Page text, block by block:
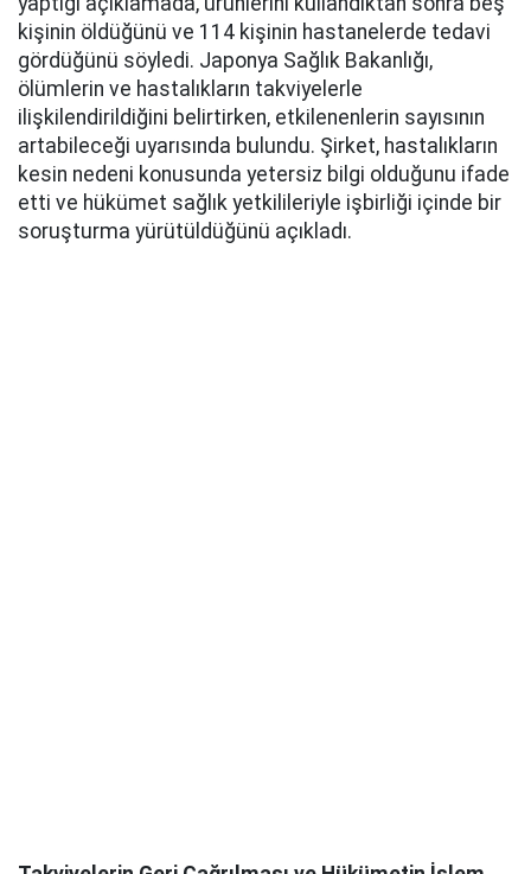
kişinin öldüğünü ve 114 kişinin hastanelerde tedavi
gördüğünü söyledi. Japonya Sağlık Bakanlığı,
ölümlerin ve hastalıkların takviyelerle
ilişkilendirildiğini belirtirken, etkilenenlerin sayısının
artabileceği uyarısında bulundu. Şirket, hastalıkların
kesin nedeni konusunda yetersiz bilgi olduğunu ifade
etti ve hükümet sağlık yetkilileriyle işbirliği içinde bir
soruşturma yürütüldüğünü açıkladı.